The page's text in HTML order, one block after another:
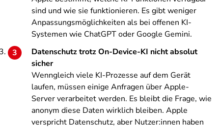
sind und wie sie funktionieren. Es gibt weniger
Anpassungsmöglichkeiten als bei offenen KI-
Systemen wie ChatGPT oder Google Gemini.
Datenschutz trotz On-Device-KI nicht absolut
sicher
Wenngleich viele KI-Prozesse auf dem Gerät
laufen, müssen einige Anfragen über Apple-
Server verarbeitet werden. Es bleibt die Frage, wie
anonym diese Daten wirklich bleiben. Apple
verspricht Datenschutz, aber Nutzer:innen haben